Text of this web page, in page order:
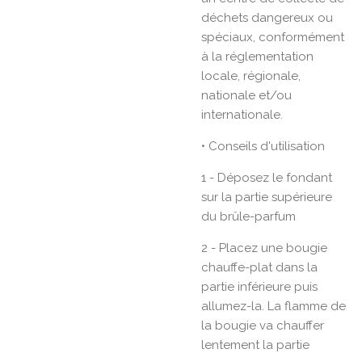
déchets dangereux ou
spéciaux, conformément
à la réglementation
locale, régionale,
nationale et/ou
internationale.
• Conseils d'utilisation
1 - Déposez le fondant
sur la partie supérieure
du brûle-parfum
2 - Placez une bougie
chauffe-plat dans la
partie inférieure puis
allumez-la. La flamme de
la bougie va chauffer
lentement la partie